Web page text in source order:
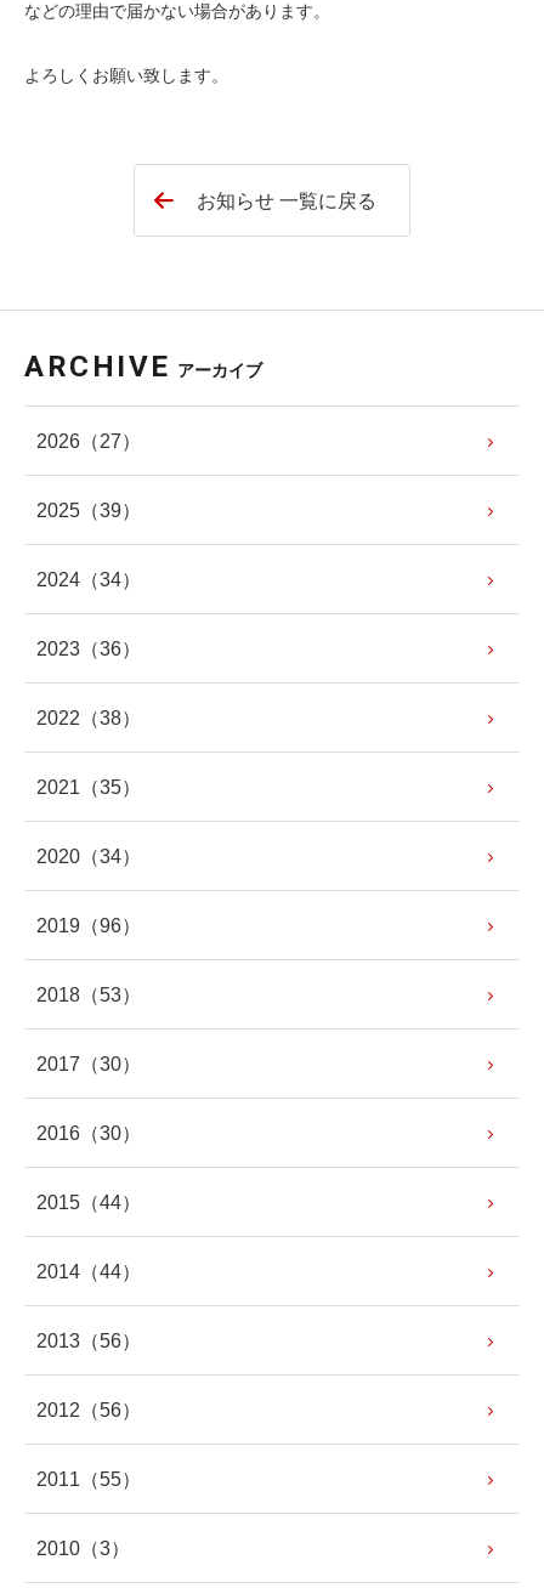
などの理由で届かない場合があります。
よろしくお願い致します。
お知らせ 一覧に戻る
ARCHIVE アーカイブ
2026 （27）
2025 （39）
2024 （34）
2023 （36）
2022 （38）
2021 （35）
2020 （34）
2019 （96）
2018 （53）
2017 （30）
2016 （30）
2015 （44）
2014 （44）
2013 （56）
2012 （56）
2011 （55）
2010 （3）